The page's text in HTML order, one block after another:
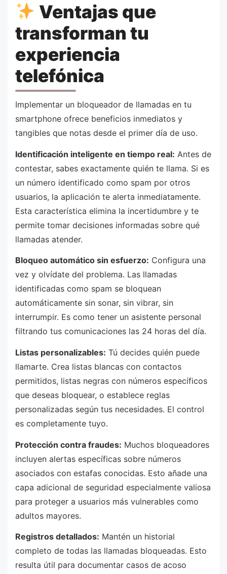
Ventajas que
transforman tu
experiencia
telefónica
Implementar un bloqueador de llamadas en tu
smartphone ofrece beneficios inmediatos y
tangibles que notas desde el primer día de uso.
Identificación inteligente en tiempo real: Antes de
contestar, sabes exactamente quién te llama. Si es
un número identificado como spam por otros
usuarios, la aplicación te alerta inmediatamente.
Esta característica elimina la incertidumbre y te
permite tomar decisiones informadas sobre qué
llamadas atender.
Bloqueo automático sin esfuerzo: Configura una
vez y olvídate del problema. Las llamadas
identificadas como spam se bloquean
automáticamente sin sonar, sin vibrar, sin
interrumpir. Es como tener un asistente personal
filtrando tus comunicaciones las 24 horas del día.
Listas personalizables: Tú decides quién puede
llamarte. Crea listas blancas con contactos
permitidos, listas negras con números específicos
que deseas bloquear, o establece reglas
personalizadas según tus necesidades. El control
es completamente tuyo.
Protección contra fraudes: Muchos bloqueadores
incluyen alertas específicas sobre números
asociados con estafas conocidas. Esto añade una
capa adicional de seguridad especialmente valiosa
para proteger a usuarios más vulnerables como
adultos mayores.
Registros detallados: Mantén un historial
completo de todas las llamadas bloqueadas. Esto
resulta útil para documentar casos de acoso